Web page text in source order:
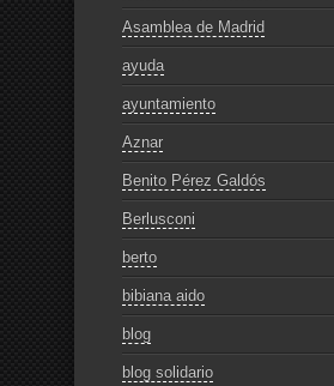
Asamblea de Madrid
ayuda
ayuntamiento
Aznar
Benito Pérez Galdós
Berlusconi
berto
bibiana aido
blog
blog solidario